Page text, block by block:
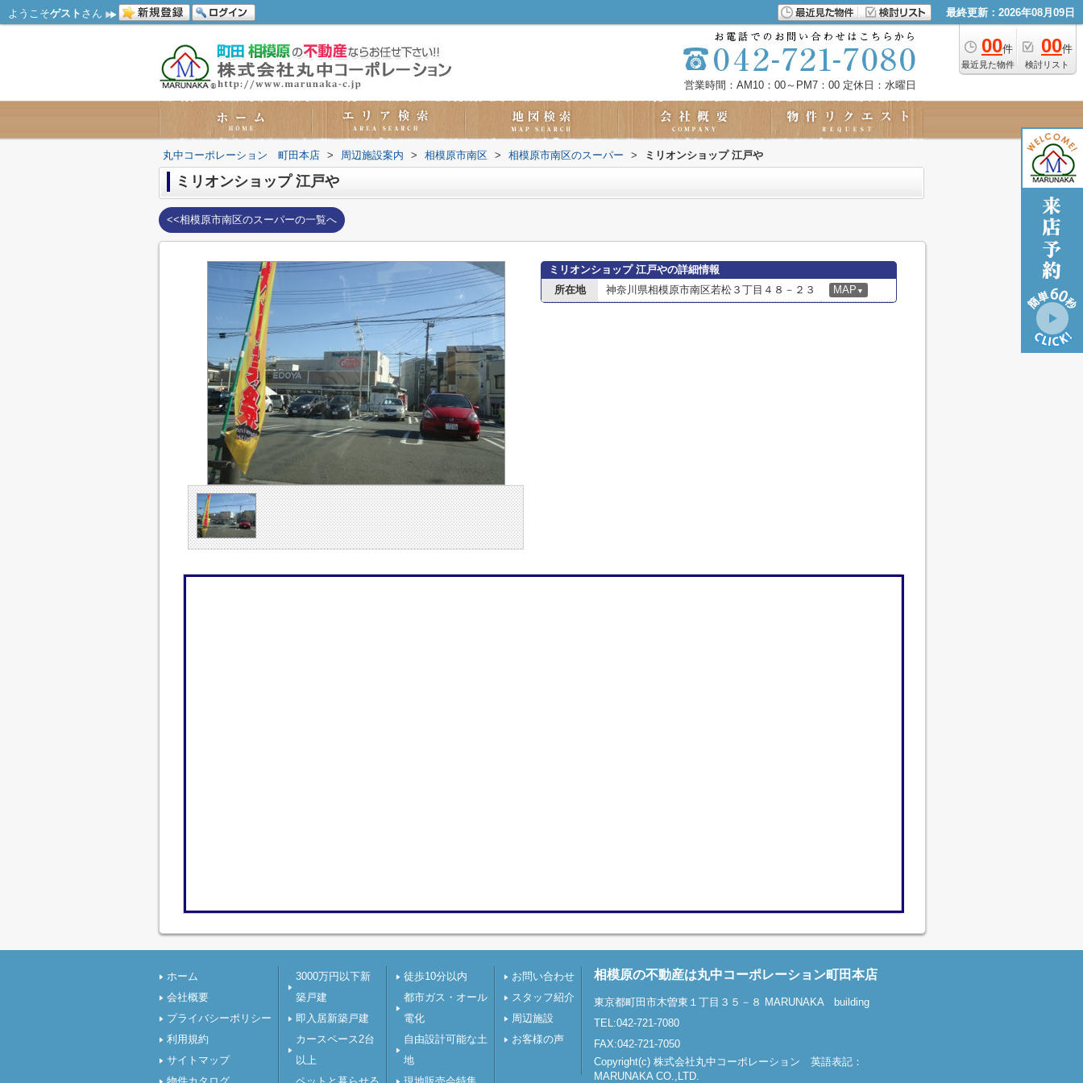
ようこそゲスト さん 最終更新：2026年08月09日
00件
最近見た物件
00件
検討リスト
営業時間：AM10：00～PM7：00 定休日：水曜日
丸中コーポレーション 町田本店 > 周辺施設案内 > 相模原市南区 > 相模原市南区のスーパー > ミリオンショップ 江戸や
ミリオンショップ 江戸や
<<相模原市南区のスーパーの一覧へ
ミリオンショップ 江戸やの詳細情報
所在地
神奈川県相模原市南区若松３丁目４８－２３ MAP ▼
ホーム
会社概要
プライバシーポリシー
利用規約
サイトマップ
3000万円以下新
築戸建
即入居新築戸建
カースペース2台
以上
徒歩10分以内
都市ガス・オール
電化
自由設計可能な土
地
お問い合わせ
スタッフ紹介
周辺施設
お客様の声
相模原の不動産は丸中コーポレーション町田本店
東京都町田市木曽東１丁目３５－８ MARUNAKA building
TEL:042-721-7080
FAX:042-721-7050
Copyright(c) 株式会社丸中コーポレーション 英語表記：
MARUNAKA CO.,LTD.